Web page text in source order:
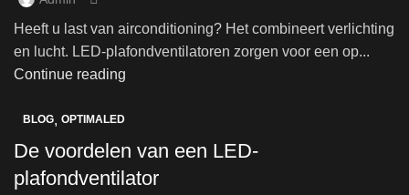
Heeft u last van airconditioning? Het combineert verlichting
en lucht. LED-plafondventilatoren zorgen voor een op...
Continue reading
BLOG, OPTIMALED
De voordelen van een LED-
plafondventilator